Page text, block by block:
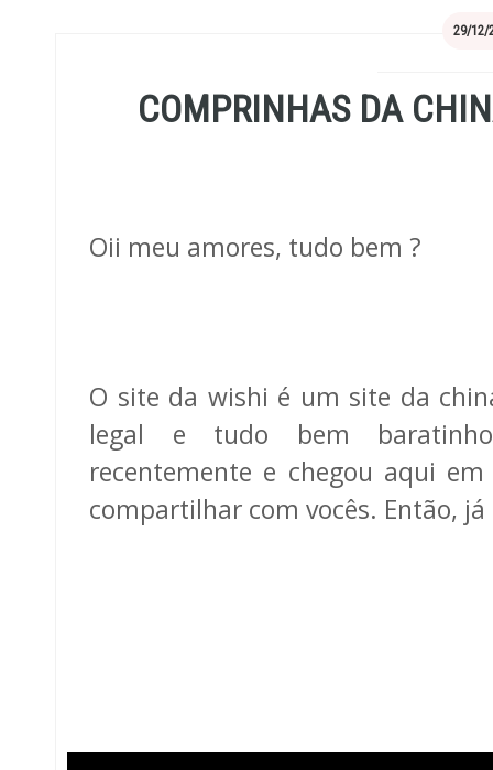
29/12/
COMPRINHAS DA
Oii meu amores, tudo bem ?
O site da wishi é um site da
legal e tudo bem
recentemente e chegou aqui
compartilhar com vocês. Então,